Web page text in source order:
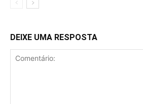
DEIXE UMA RESPOSTA